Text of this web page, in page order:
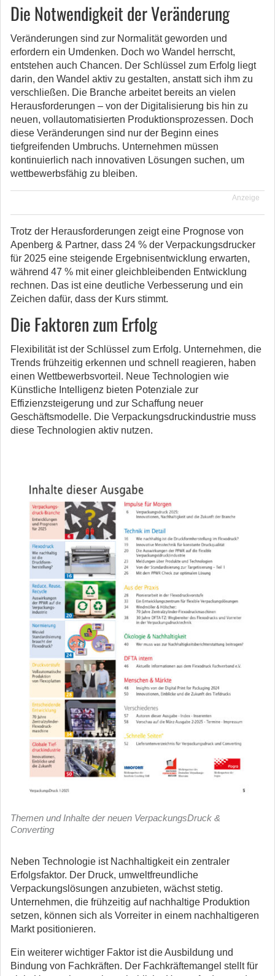
Die Notwendigkeit der Veränderung
Veränderungen sind zur Normalität geworden und
erfordern ein Umdenken. Doch wo Wandel herrscht,
entstehen auch Chancen. Der Schlüssel zum Erfolg liegt
darin, den Wandel aktiv zu gestalten, anstatt sich ihm zu
verschließen. Die Branche arbeitet bereits an vielen
Herausforderungen – von der Digitalisierung bis hin zu
neuen, vollautomatisierten Produktionsprozessen. Doch
diese Veränderungen sind nur der Beginn eines
tiefgreifenden Umbruchs. Unternehmen müssen
kontinuierlich nach innovativen Lösungen suchen, um
wettbewerbsfähig zu bleiben.
Anzeige
Trotz der Herausforderungen zeigt eine Prognose von
Apenberg & Partner, dass 24 % der Verpackungsdrucker
für 2025 eine steigende Ergebnisentwicklung erwarten,
während 47 % mit einer gleichbleibenden Entwicklung
rechnen. Das ist eine deutliche Verbesserung und ein
Zeichen dafür, dass der Kurs stimmt.
Die Faktoren zum Erfolg
Flexibilität ist der Schlüssel zum Erfolg. Unternehmen, die
Trends frühzeitig erkennen und schnell reagieren, haben
einen Wettbewerbsvorteil. Neue Technologien wie
Künstliche Intelligenz bieten Potenziale zur
Effizienzsteigerung und zur Schaffung neuer
Geschäftsmodelle. Die Verpackungsdruckindustrie muss
diese Technologien aktiv nutzen.
Themen und Inhalte der neuen VerpackungsDruck &
Converting
Neben Technologie ist Nachhaltigkeit ein zentraler
Erfolgsfaktor. Der Druck, umweltfreundliche
Verpackungslösungen anzubieten, wächst stetig.
Unternehmen, die frühzeitig auf nachhaltige Produktion
setzen, können sich als Vorreiter in einem nachhaltigeren
Markt positionieren.
Ein weiterer wichtiger Faktor ist die Ausbildung und
Bindung von Fachkräften. Der Fachkräftemangel stellt für